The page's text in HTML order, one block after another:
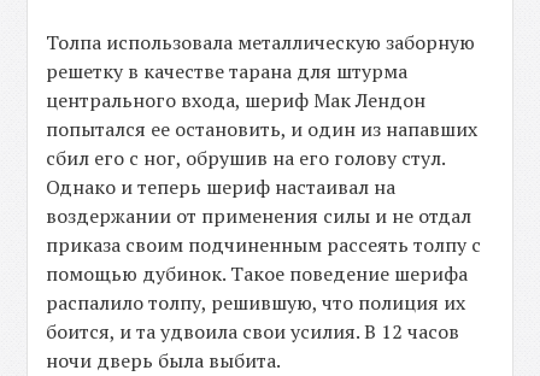
Толпа использовала металлическую заборную
решетку в качестве тарана для штурма
центрального входа, шериф Мак Лендон
попытался ее остановить, и один из напавших
сбил его с ног, обрушив на его голову стул.
Однако и теперь шериф настаивал на
воздержании от применения силы и не отдал
приказа своим подчиненным рассеять толпу с
помощью дубинок. Такое поведение шерифа
распалило толпу, решившую, что полиция их
боится, и та удвоила свои усилия. В 12 часов
ночи дверь была выбита.